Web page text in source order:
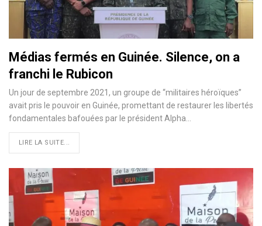
Médias fermés en Guinée. Silence, on a
franchi le Rubicon
Un jour de septembre 2021, un groupe de ‘‘militaires héroïques’’
avait pris le pouvoir en Guinée, promettant de restaurer les libertés
fondamentales bafouées par le président Alpha…
LIRE LA SUITE...